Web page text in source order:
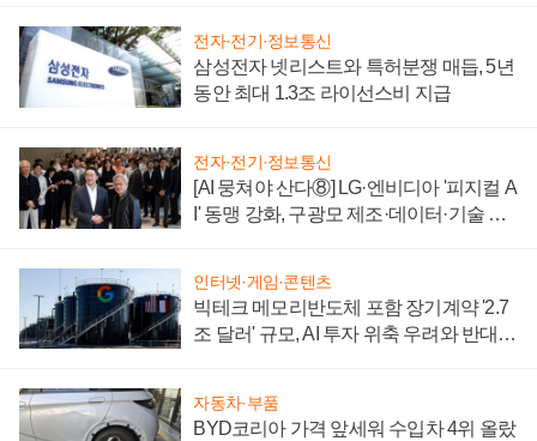
전자·전기·정보통신
삼성전자 넷리스트와 특허분쟁 매듭, 5년
동안 최대 1.3조 라이선스비 지급
전자·전기·정보통신
[AI 뭉쳐야 산다⑧] LG·엔비디아 '피지컬 A
I' 동맹 강화, 구광모 제조·데이터·기술 결
인터넷·게임·콘텐츠
빅테크 메모리반도체 포함 장기계약 '2.7
조 달러' 규모, AI 투자 위축 우려와 반대
자동차·부품
BYD코리아 가격 앞세워 수입차 4위 올랐